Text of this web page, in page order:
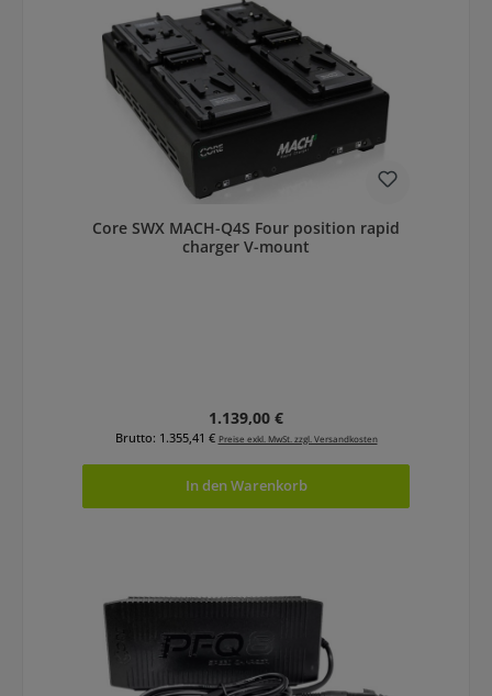
Core SWX MACH-Q4S Four position rapid
charger V-mount
Regulärer Preis:
1.139,00 €
Brutto: 1.355,41 € Preise exkl. MwSt. zzgl. Versandkosten
In den Warenkorb